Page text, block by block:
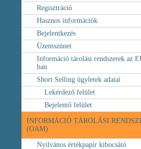
Regisztráció
Hasznos információk
Bejelentkezés
Üzemszünet
Információ tárolási rendszerek az
ban
Short Selling ügyletek adatai
Lekérdező felület
Bejelentő felület
INFORMÁCIÓ TÁROLÁSI
(OAM)
Nyilvános értékpapír kibocsátó